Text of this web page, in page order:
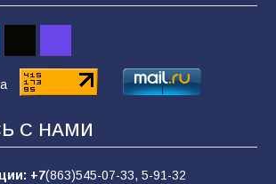
№ 35 дети освоили
профессии в ходе
не возьмёшь»: почему
о мобилизации — это
разведка
С НАМИ
+7(863)545-07-33, 5-91-32